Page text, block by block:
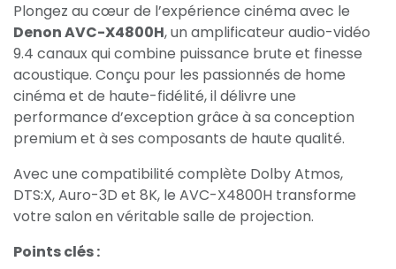
Plongez au cœur de l’expérience cinéma avec le
Denon AVC-X4800H, un amplificateur audio-vidéo
9.4 canaux qui combine puissance brute et finesse
acoustique. Conçu pour les passionnés de home
cinéma et de haute-fidélité, il délivre une
performance d’exception grâce à sa conception
premium et à ses composants de haute qualité.
Avec une compatibilité complète Dolby Atmos,
DTS:X, Auro-3D et 8K, le AVC-X4800H transforme
votre salon en véritable salle de projection.
Points clés :